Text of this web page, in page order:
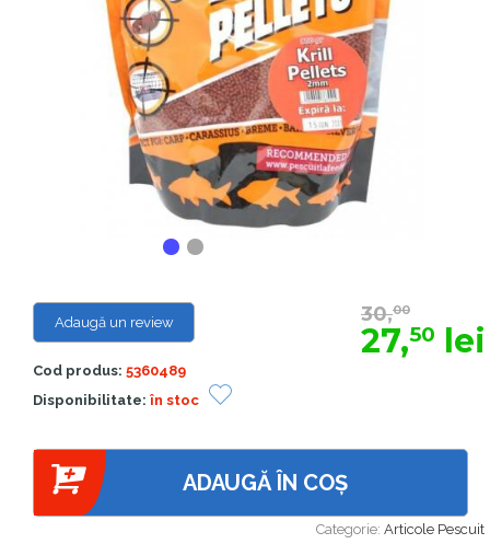
Categorie: Articole Pescuit
Adaugă un review
Cod produs:5360489
Disponibilitate: în stoc
30,00
27,50 lei
ADAUGĂ ÎN COȘ